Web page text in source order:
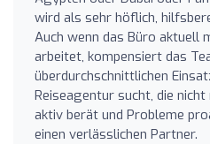
wird als sehr höflich,
Auch wenn das Büro aktuell
arbeitet, kompensiert das
überdurchschnittlichen
Reiseagentur sucht, die
aktiv berät und Probleme
einen verlässlichen Partner.